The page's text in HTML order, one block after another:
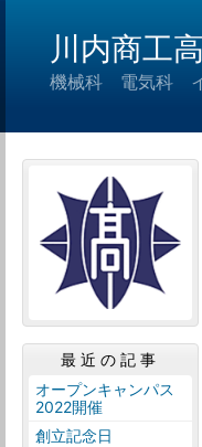
川内商工
機械科 電気科
最近の記事
オープンキャンパス
2022開催
創立記念日